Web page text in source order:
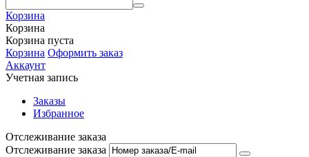
Корзина
Корзина
Корзина пуста
Корзина Оформить заказ
Аккаунт
Учетная запись
Заказы
Избранное
Отслеживание заказа
Отслеживание заказа